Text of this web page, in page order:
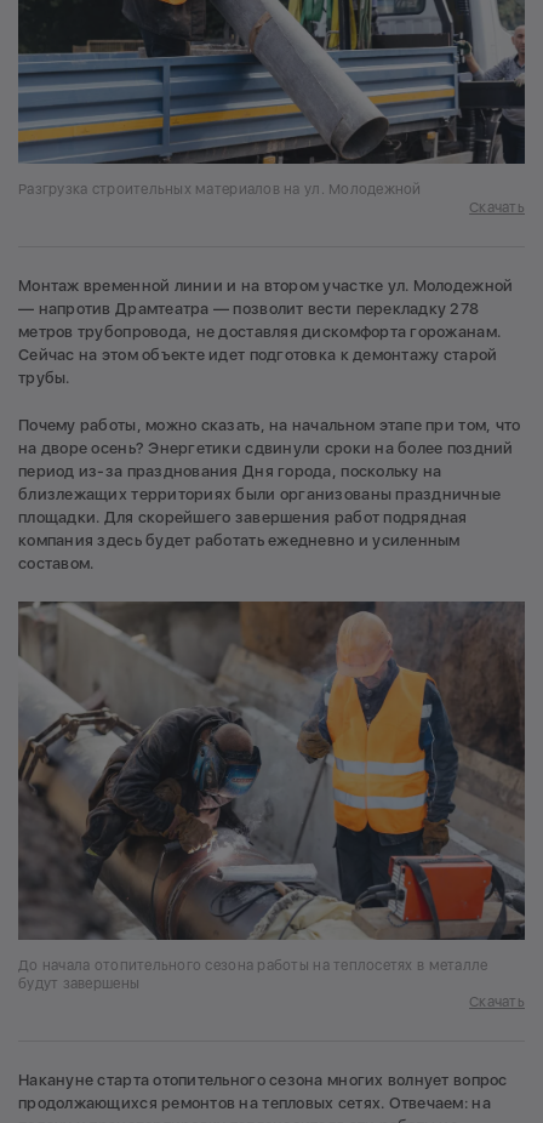
Разгрузка строительных материалов на ул. Молодежной
Скачать
Монтаж временной линии и на втором участке ул. Молодежной
— напротив Драмтеатра — позволит вести перекладку 278
метров трубопровода, не доставляя дискомфорта горожанам.
Сейчас на этом объекте идет подготовка к демонтажу старой
трубы.
Почему работы, можно сказать, на начальном этапе при том, что
на дворе осень? Энергетики сдвинули сроки на более поздний
период из-за празднования Дня города, поскольку на
близлежащих территориях были организованы праздничные
площадки. Для скорейшего завершения работ подрядная
компания здесь будет работать ежедневно и усиленным
составом.
До начала отопительного сезона работы на теплосетях в металле
будут завершены
Скачать
Накануне старта отопительного сезона многих волнует вопрос
продолжающихся ремонтов на тепловых сетях. Отвечаем: на